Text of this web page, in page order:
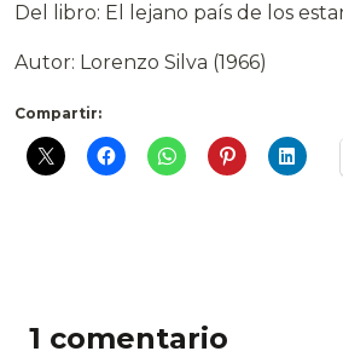
Del libro: El lejano país de los
Autor: Lorenzo Silva (1966)
Compartir:
1 comentario